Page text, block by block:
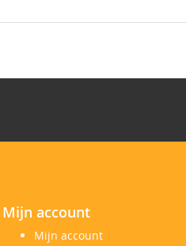
Mijn account
Mijn account